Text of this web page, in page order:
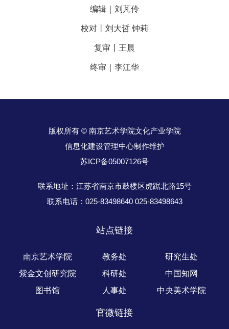
编辑｜刘芃伶
校对丨刘大哲 钟莉
复审丨王晨
终审｜李江华
版权所有 © 南京艺术学院文化产业学院
信息化建设管理中心制作维护
苏ICP备05007126号
联系地址：江苏省南京市鼓楼区虎踞北路15号
联系电话：025-83498640 025-83498643
站点链接
南京艺术学院 教务处
研究生处
紫金文创研究院
科研处
中国知网
图书馆
人事处 中央美术学院
官微链接